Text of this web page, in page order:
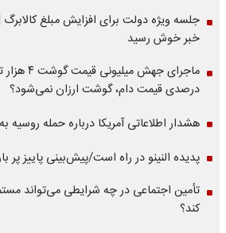
جلسه ویژه دولت برای افزایش مبلغ
خبر خوش رسید
درصدی قیمت دام، گوشت ارزان نمی‌شود؟
هشدار اطلاعاتی آمریکا درباره حمله روسیه
پدیده النینو در راه است/پیش‌بینی پاییز پر
تأمین اجتماعی در چه شرایطی می‌تواند
کند؟